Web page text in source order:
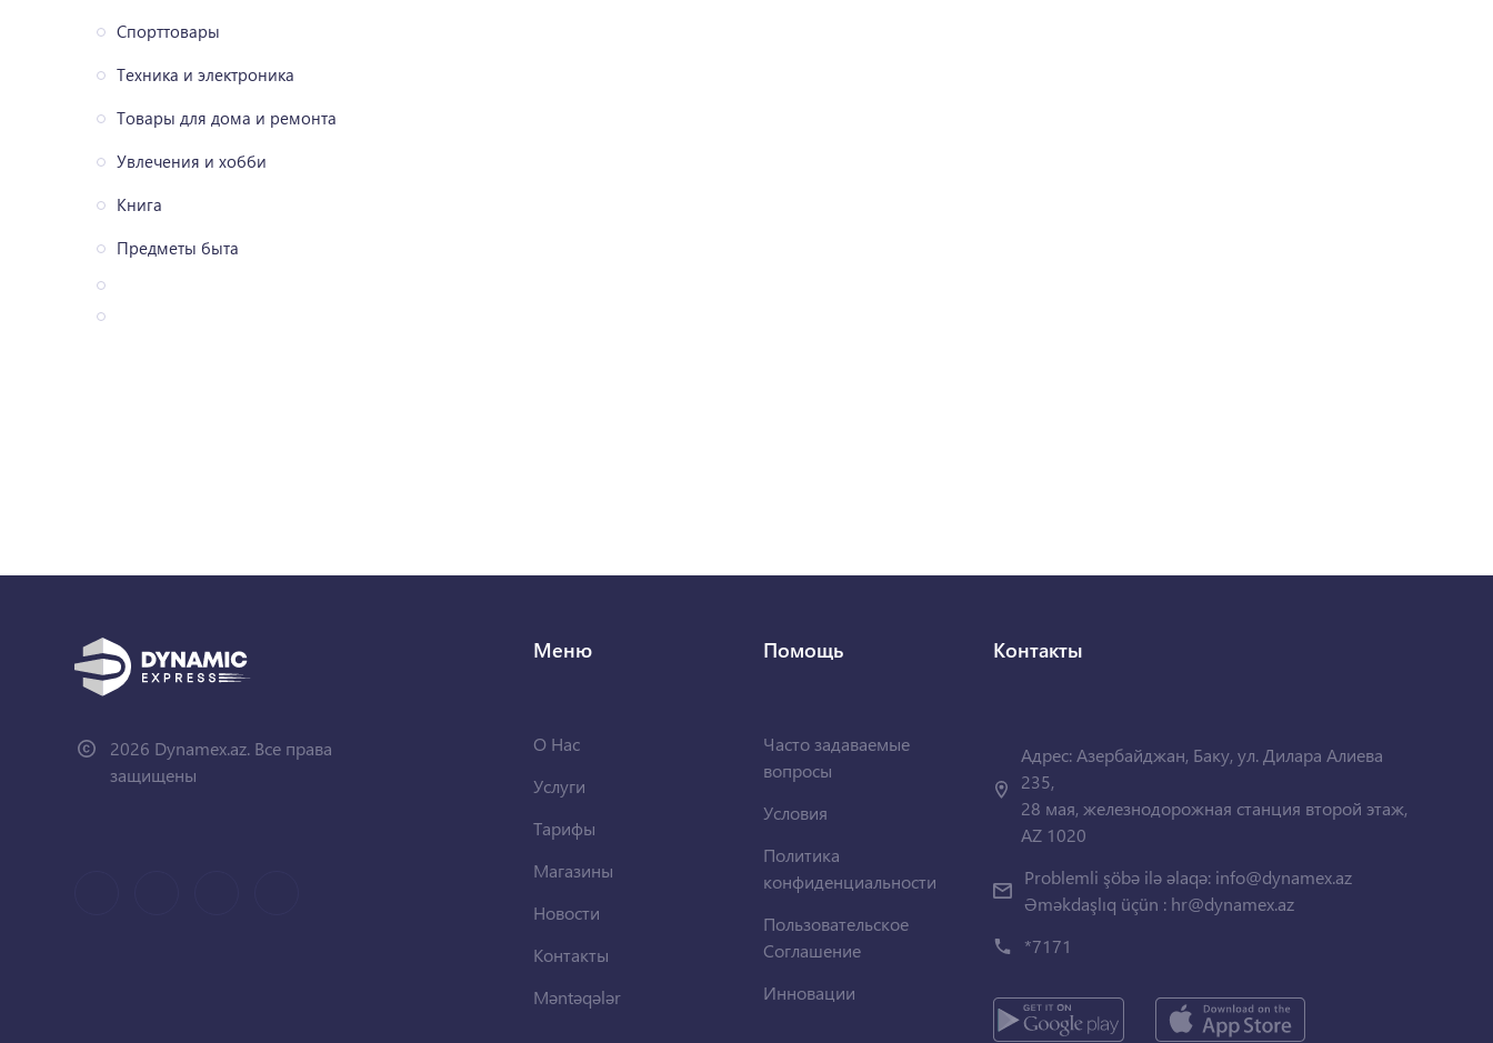
Спорттовары
Техника и электроника
Товары для дома и ремонта
Увлечения и хобби
Книга
Предметы быта
2026 Dynamex.az. Все права
защищены
Меню
О Нас
Услуги
Тарифы
Магазины
Новости
Контакты
Məntəqələr
Помощь
Часто задаваемые
вопросы
Условия
Политика
конфиденциальности
Пользовательское
Соглашение
Инновации
Контакты
Адрес: Азербайджан, Баку, ул. Дилара Алиева
235,
28 мая, железнодорожная станция второй этаж,
AZ 1020
Problemli şöbə ilə əlaqə: info@dynamex.az
Əməkdaşlıq üçün : hr@dynamex.az
*7171